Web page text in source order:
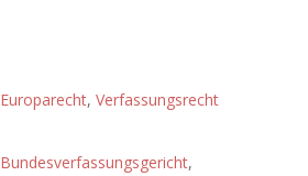
Europarecht, Verfassungsrecht
Bundesverfassungsgericht,